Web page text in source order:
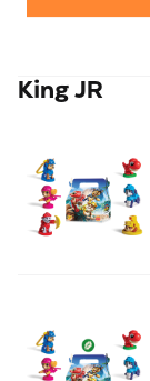
King JR